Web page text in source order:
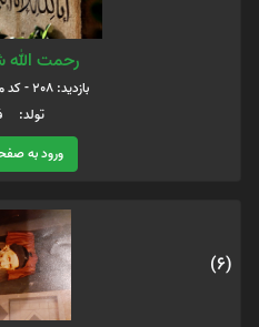
رحمت الله
بازدید: 208 - کد متوفی: 23811
تولد:
ورود به
(6)